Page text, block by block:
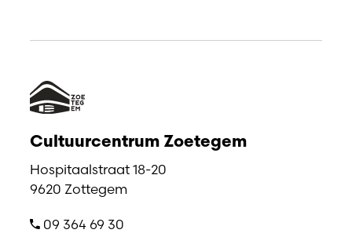
Cultuurcentrum Zoetegem
Hospitaalstraat 18-20
9620 Zottegem
09 364 69 30